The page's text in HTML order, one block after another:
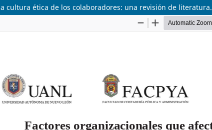
cultura ética de los colaboradores: una revisión de literatura.